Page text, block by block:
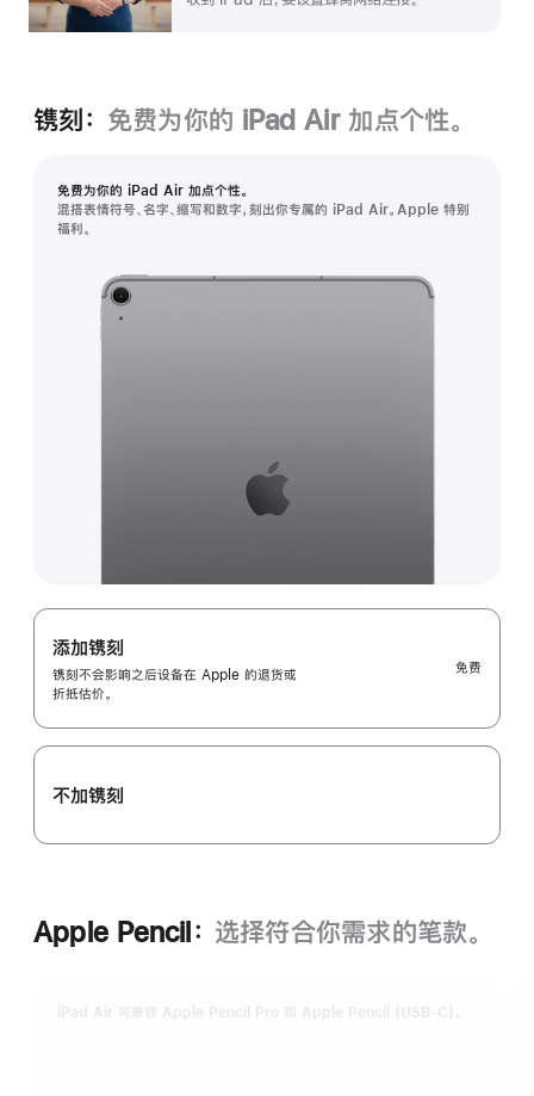
镌刻： 免费为你的 iPad Air 加⁠点个性。
免费为你的 iPad Air 加⁠点个性。
混搭表情符号、名字、缩写和数字，刻出你专属的 iPad Air。Apple 特别
福利。
添加镌刻
镌刻不会影响之后设备在 Apple 的退货或
折抵估价。
免费
不加镌刻
Apple Pencil： 选择符合你需求的笔款。